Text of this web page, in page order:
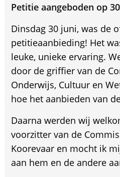
Petitie aangeboden op
Dinsdag 30 juni, was de
petitieaanbieding! Het
leuke, unieke ervaring.
door de griffier van de
Onderwijs, Cultuur en
hoe het aanbieden van
Daarna werden wij
voorzitter van de
Koorevaar en mocht ik
aan hem en de andere